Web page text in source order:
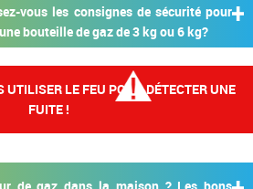
vous les consignes de sécurité pour
bouteille de gaz de 3 kg ou 6 kg?
LE FEU POUR DÉTECTER UNE
FUITE !